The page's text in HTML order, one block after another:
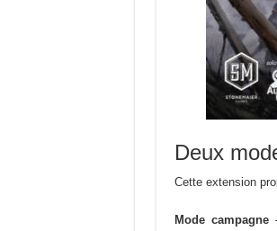
Deux
Cette extension
Mode campagne